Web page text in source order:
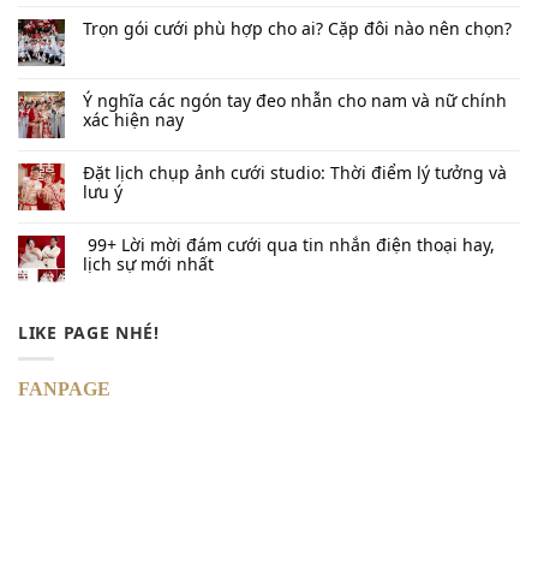
Trọn gói cưới phù hợp cho ai? Cặp đôi nào nên chọn?
Ý nghĩa các ngón tay đeo nhẫn cho nam và nữ chính
xác hiện nay
Đặt lịch chụp ảnh cưới studio: Thời điểm lý tưởng và
lưu ý
99+ Lời mời đám cưới qua tin nhắn​ điện thoại hay,
lịch sự mới nhất
LIKE PAGE NHÉ!
FANPAGE